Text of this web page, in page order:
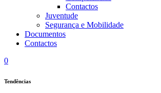
Contactos
Juventude
Segurança e Mobilidade
Documentos
Contactos
0
Tendências